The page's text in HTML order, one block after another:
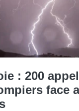
: 200
face